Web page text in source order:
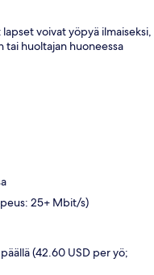
voivat yöpyä ilmaiseksi,
tai huoltajan huoneessa
25+ Mbit/s)
(42.60 USD per yö;